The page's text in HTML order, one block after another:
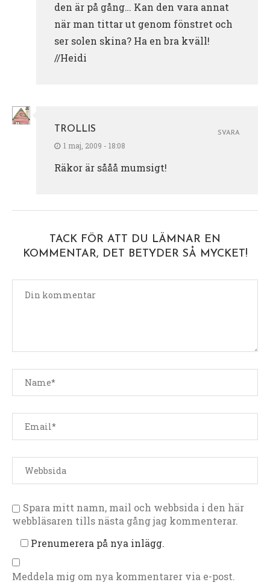
den är på gång… Kan den vara annat
när man tittar ut genom fönstret och
ser solen skina? Ha en bra kväll!
//Heidi
TROLLIS
1 maj, 2009 - 18:08
Räkor är sååå mumsigt!
SVARA
TACK FÖR ATT DU LÄMNAR EN
KOMMENTAR, DET BETYDER SÅ MYCKET!
Spara mitt namn, mail och webbsida i den här
webbläsaren tills nästa gång jag kommenterar.
Prenumerera på nya inlägg.
Meddela mig om nya kommentarer via e-post.